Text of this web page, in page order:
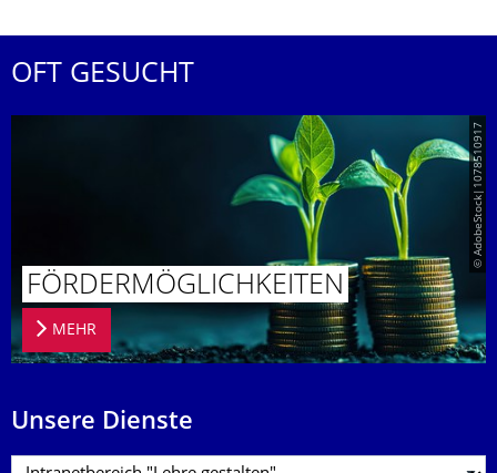
OFT GESUCHT
© AdobeStock|1078510917
FÖRDERMÖG­LICHKEITEN
MEHR
Unsere Dienste